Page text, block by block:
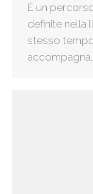
È un
definite nella
stesso
accompagna…